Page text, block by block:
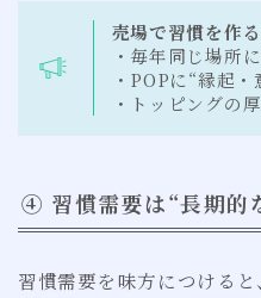
売場で習慣を作
・毎年同じ場所
・POPに“縁起
・トッピングの
④ 習慣需要は“長期的
習慣需要を味方につける